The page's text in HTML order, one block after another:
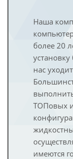
Наша
более 20
нас
ТОПовых
имеются